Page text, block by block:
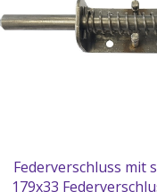
Federverschluss mit
179x33